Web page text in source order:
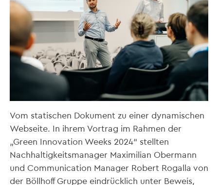
Vom statischen Dokument zu einer dynamischen
Webseite. In ihrem Vortrag im Rahmen der
„Green Innovation Weeks 2024“ stellten
Nachhaltigkeitsmanager Maximilian Obermann
und Communication Manager Robert Rogalla von
der Böllhoff Gruppe eindrücklich unter Beweis,